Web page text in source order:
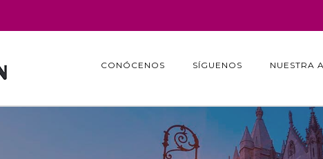
CONÓCENOS SÍGUENOS NUESTRA